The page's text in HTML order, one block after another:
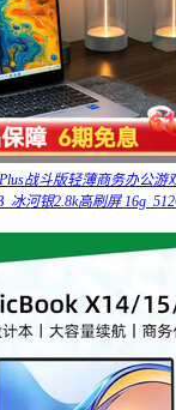
战斗版轻薄商务办公游
冰河银2.8k高刷屏